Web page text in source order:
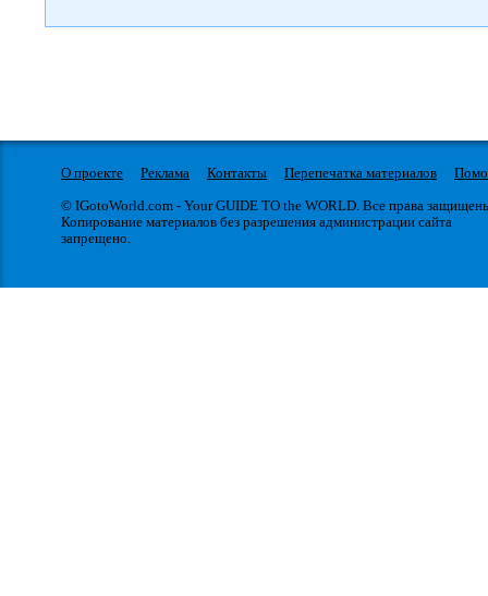
О проекте Реклама Контакты Перепечатка материалов
© IGotoWorld.com - Your GUIDE TO the WORLD. Все права
Копирование материалов без разрешения администрации сайта
запрещено.